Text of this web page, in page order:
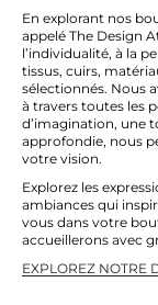
En explorant nos
appelé The Design
l’individualité, à la
tissus, cuirs,
sélectionnés. Nous
à travers toutes les
d’imagination, une
approfondie, nous
votre vision.
Explorez les
ambiances qui
vous dans votre
accueillerons avec
EXPLOREZ NOTRE